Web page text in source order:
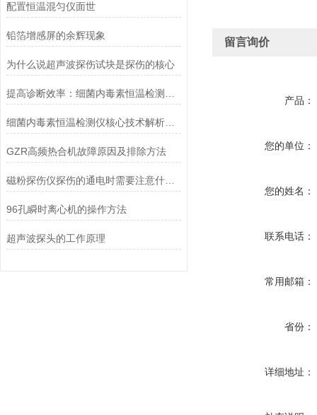
配置恒温混匀仪面世
铅箔增感屏的余辉现象
为什么说超声波探伤试块是探伤的核心
细菌内毒素恒温检测仪核心技术解析：动态显色法如何实现高灵敏度内毒素定量检测？
GZR高频热合机故障原因及排除方法
磁粉探伤仪探伤的通电时需要注意什么？
96孔瞬时离心机的操作方法
超声波探头的工作原理
留言询价
产品：
您的单位：
您的姓名：
联系电话：
常用邮箱：
省份：
详细地址：